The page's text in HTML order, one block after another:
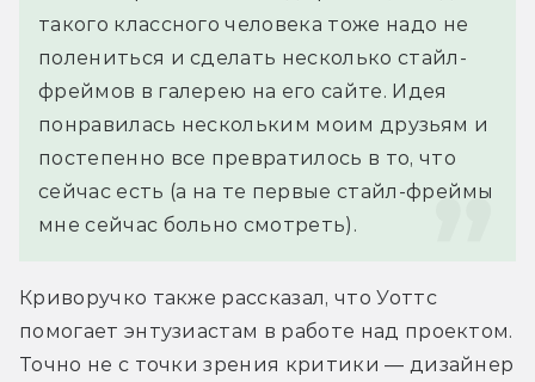
такого классного человека тоже надо не
полениться и сделать несколько стайл-
фреймов в галерею на его сайте. Идея
понравилась нескольким моим друзьям и
постепенно все превратилось в то, что
сейчас есть (а на те первые стайл-фреймы
мне сейчас больно смотреть).
Криворучко также рассказал, что Уоттс
помогает энтузиастам в работе над проектом.
Точно не с точки зрения критики — дизайнер